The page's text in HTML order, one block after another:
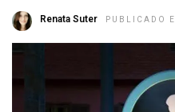
Renata Suter PUBLICADO